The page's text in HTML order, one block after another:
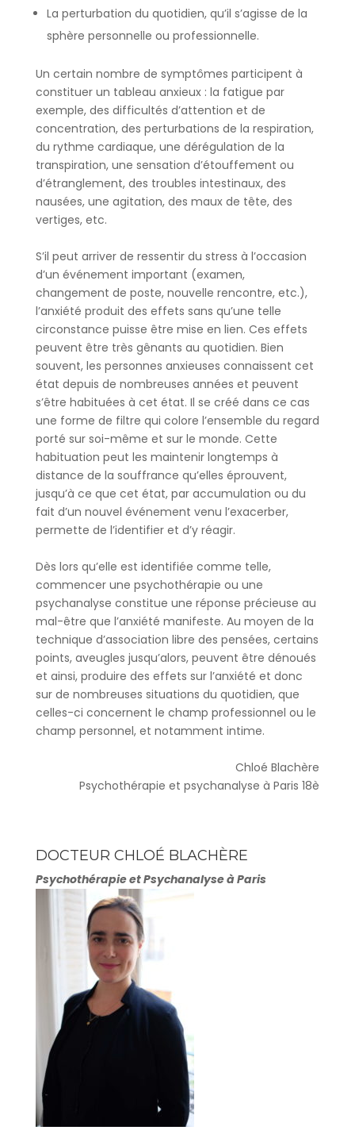
La perturbation du quotidien, qu’il s’agisse de la
sphère personnelle ou professionnelle.
Un certain nombre de symptômes participent à
constituer un tableau anxieux : la fatigue par
exemple, des difficultés d’attention et de
concentration, des perturbations de la respiration,
du rythme cardiaque, une dérégulation de la
transpiration, une sensation d’étouffement ou
d’étranglement, des troubles intestinaux, des
nausées, une agitation, des maux de tête, des
vertiges, etc.
S’il peut arriver de ressentir du stress à l’occasion
d’un événement important (examen,
changement de poste, nouvelle rencontre, etc.),
l’anxiété produit des effets sans qu’une telle
circonstance puisse être mise en lien. Ces effets
peuvent être très gênants au quotidien. Bien
souvent, les personnes anxieuses connaissent cet
état depuis de nombreuses années et peuvent
s’être habituées à cet état. Il se créé dans ce cas
une forme de filtre qui colore l’ensemble du regard
porté sur soi-même et sur le monde. Cette
habituation peut les maintenir longtemps à
distance de la souffrance qu’elles éprouvent,
jusqu’à ce que cet état, par accumulation ou du
fait d’un nouvel événement venu l’exacerber,
permette de l’identifier et d’y réagir.
Dès lors qu’elle est identifiée comme telle,
commencer une psychothérapie ou une
psychanalyse constitue une réponse précieuse au
mal-être que l’anxiété manifeste. Au moyen de la
technique d’association libre des pensées, certains
points, aveugles jusqu’alors, peuvent être dénoués
et ainsi, produire des effets sur l’anxiété et donc
sur de nombreuses situations du quotidien, que
celles-ci concernent le champ professionnel ou le
champ personnel, et notamment intime.
Chloé Blachère
Psychothérapie et psychanalyse à Paris 18è
DOCTEUR CHLOÉ BLACHÈRE
Psychothérapie et Psychanalyse à Paris